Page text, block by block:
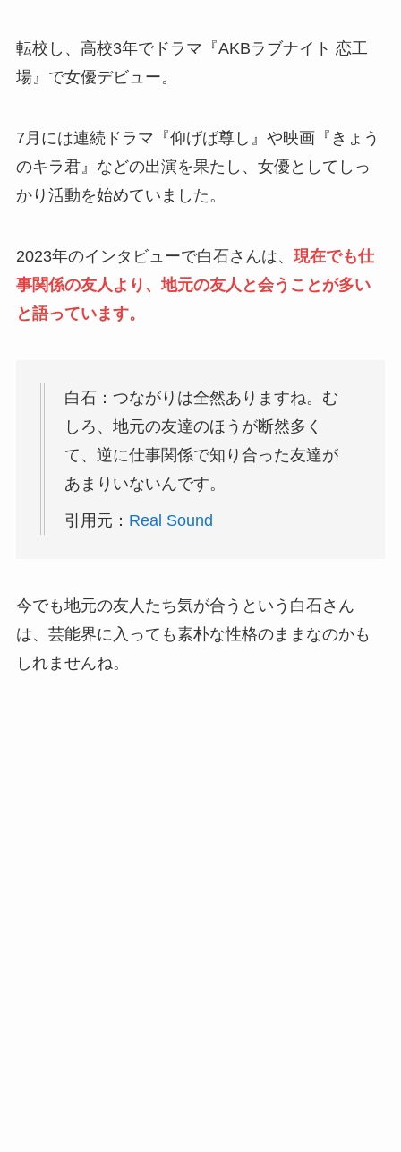
転校し、高校3年でドラマ『AKBラブナイト 恋工
場』で女優デビュー。
7月には連続ドラマ『仰げば尊し』や映画『きょう
のキラ君』などの出演を果たし、女優としてしっ
かり活動を始めていました。
2023年のインタビューで白石さんは、 現在でも仕
事関係の友人より、地元の友人と会うことが多い
と語っています。
白石：つながりは全然ありますね。む
しろ、地元の友達のほうが断然多く
て、逆に仕事関係で知り合った友達が
あまりいないんです。
引用元： Real Sound
今でも地元の友人たち気が合うという白石さん
は、芸能界に入っても素朴な性格のままなのかも
しれませんね。